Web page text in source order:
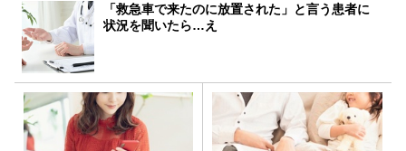
「救急車で来たのに放置された」と言う患者に
状況を聞いたら…え